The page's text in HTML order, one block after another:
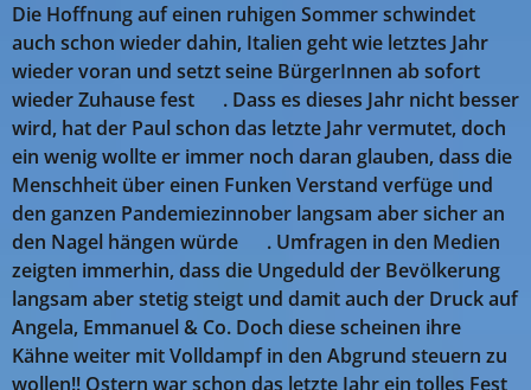
Die Hoffnung auf einen ruhigen Sommer schwindet
auch schon wieder dahin, Italien geht wie letztes Jahr
wieder voran und setzt seine BürgerInnen ab sofort
wieder Zuhause fest 🤬. Dass es dieses Jahr nicht besser
wird, hat der Paul schon das letzte Jahr vermutet, doch
ein wenig wollte er immer noch daran glauben, dass die
Menschheit über einen Funken Verstand verfüge und
den ganzen Pandemiezinnober langsam aber sicher an
den Nagel hängen würde 😥. Umfragen in den Medien
zeigten immerhin, dass die Ungeduld der Bevölkerung
langsam aber stetig steigt und damit auch der Druck auf
Angela, Emmanuel & Co. Doch diese scheinen ihre
Kähne weiter mit Volldampf in den Abgrund steuern zu
wollen!! Ostern war schon das letzte Jahr ein tolles Fest